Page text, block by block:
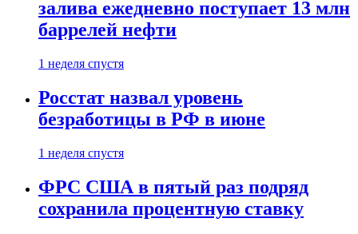
залива ежедневно поступает 13 млн
баррелей нефти
1 неделя спустя
Росстат назвал уровень
безработицы в РФ в июне
1 неделя спустя
ФРС США в пятый раз подряд
сохранила процентную ставку